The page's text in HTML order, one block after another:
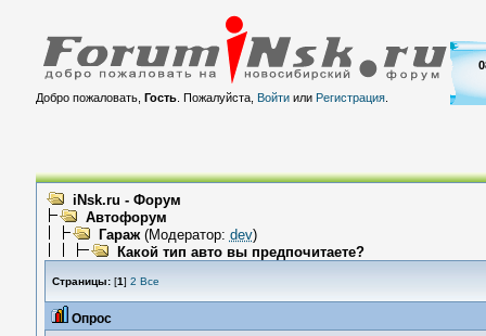
Добро пожаловать, Гость. Пожалуйста, Войтиили Регистрация.
iNsk.ru - Форум
Автофорум
Гараж(Модератор: dev)
Какой тип авто вы предпочитаете?
Страницы:[1] 2 Все
Опрос